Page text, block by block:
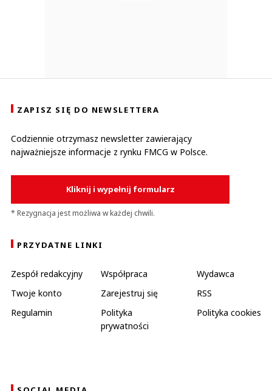
ZAPISZ SIĘ DO NEWSLETTERA
Codziennie otrzymasz newsletter zawierający
najważniejsze informacje z rynku FMCG w Polsce.
Kliknij i wypełnij formularz
* Rezygnacja jest możliwa w każdej chwili.
PRZYDATNE LINKI
Zespół redakcyjny Współpraca
Wydawca
Twoje konto
Zarejestruj się
RSS
Regulamin
Polityka
prywatności
Polityka cookies